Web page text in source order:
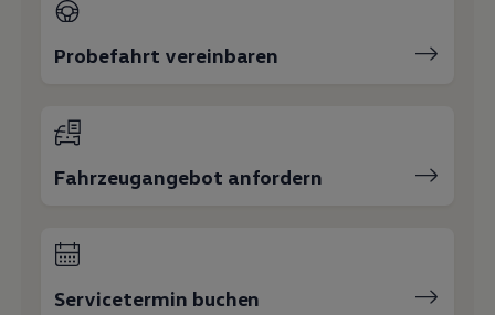
Probefahrt vereinbaren
Fahrzeugangebot anfordern
Servicetermin buchen